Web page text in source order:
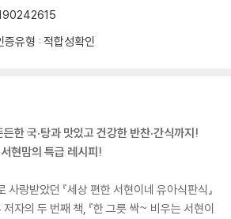
증유형 : 적합성확인
한 국·탕과 맛있고 건강한 반찬·간식까지!
현맘의 특급 레시피!
랑받았던 『세상 편한 서현이네 유아식판식』
자의 두 번째 책, 『한 그릇 싹~ 비우는 서현이